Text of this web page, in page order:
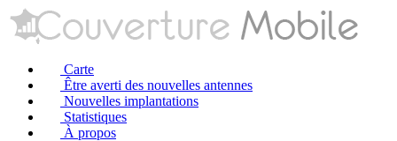
Carte
Être averti des nouvelles antennes
Nouvelles implantations
Statistiques
À propos